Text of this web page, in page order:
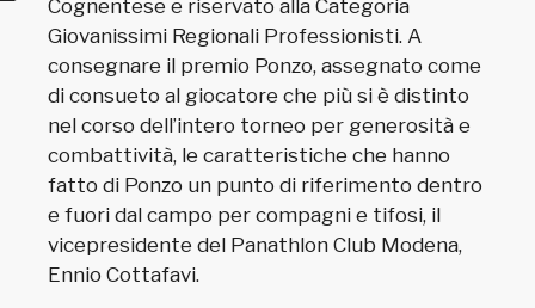
Cognentese e riservato alla Categoria
Giovanissimi Regionali Professionisti. A
consegnare il premio Ponzo, assegnato come
di consueto al giocatore che più si è distinto
nel corso dell’intero torneo per generosità e
combattività, le caratteristiche che hanno
fatto di Ponzo un punto di riferimento dentro
e fuori dal campo per compagni e tifosi, il
vicepresidente del Panathlon Club Modena,
Ennio Cottafavi.